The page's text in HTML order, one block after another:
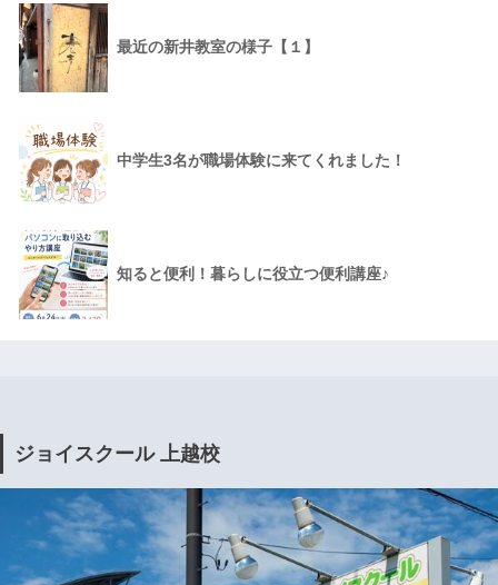
最近の新井教室の様子【１】
中学生3名が職場体験に来てくれました！
知ると便利！暮らしに役立つ便利講座♪
ジョイスクール 上越校